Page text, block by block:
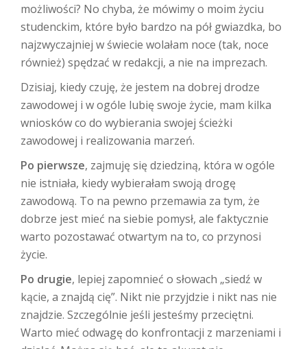
możliwości? No chyba, że mówimy o moim życiu
studenckim, które było bardzo na pół gwiazdka, bo
najzwyczajniej w świecie wolałam noce (tak, noce
również) spędzać w redakcji, a nie na imprezach.
Dzisiaj, kiedy czuję, że jestem na dobrej drodze
zawodowej i w ogóle lubię swoje życie, mam kilka
wniosków co do wybierania swojej ścieżki
zawodowej i realizowania marzeń.
Po pierwsze, zajmuję się dziedziną, która w ogóle
nie istniała, kiedy wybierałam swoją drogę
zawodową. To na pewno przemawia za tym, że
dobrze jest mieć na siebie pomysł, ale faktycznie
warto pozostawać otwartym na to, co przynosi
życie.
Po drugie, lepiej zapomnieć o słowach „siedź w
kącie, a znajdą cię”. Nikt nie przyjdzie i nikt nas nie
znajdzie. Szczególnie jeśli jesteśmy przeciętni.
Warto mieć odwagę do konfrontacji z marzeniami i